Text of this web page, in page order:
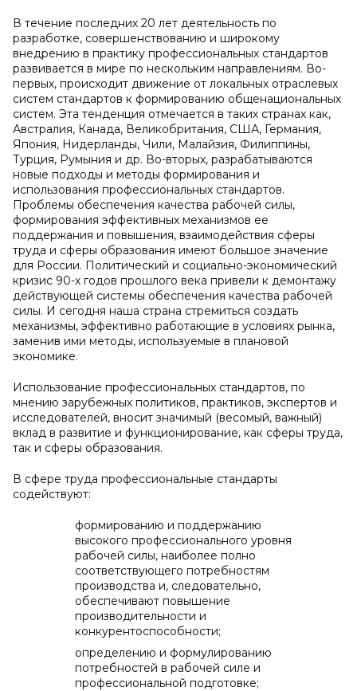
В течение последних 20 лет деятельность по
разработке, совершенствованию и широкому
внедрению в практику профессиональных стандартов
развивается в мире по нескольким направлениям. Во-
первых, происходит движение от локальных отраслевых
систем стандартов к формированию общенациональных
систем. Эта тенденция отмечается в таких странах как,
Австралия, Канада, Великобритания, США, Германия,
Япония, Нидерланды, Чили, Малайзия, Филиппины,
Турция, Румыния и др. Во-вторых, разрабатываются
новые подходы и методы формирования и
использования профессиональных стандартов.
Проблемы обеспечения качества рабочей силы,
формирования эффективных механизмов ее
поддержания и повышения, взаимодействия сферы
труда и сферы образования имеют большое значение
для России. Политический и социально-экономический
кризис 90-х годов прошлого века привели к демонтажу
действующей системы обеспечения качества рабочей
силы. И сегодня наша страна стремиться создать
механизмы, эффективно работающие в условиях рынка,
заменив ими методы, используемые в плановой
экономике.
Использование профессиональных стандартов, по
мнению зарубежных политиков, практиков, экспертов и
исследователей, вносит значимый (весомый, важный)
вклад в развитие и функционирование, как сферы труда,
так и сферы образования.
В сфере труда профессиональные стандарты
содействуют:
формированию и поддержанию
высокого профессионального уровня
рабочей силы, наиболее полно
соответствующего потребностям
производства и, следовательно,
обеспечивают повышение
производительности и
конкурентоспособности;
определению и формулированию
потребностей в рабочей силе и
профессиональной подготовке;